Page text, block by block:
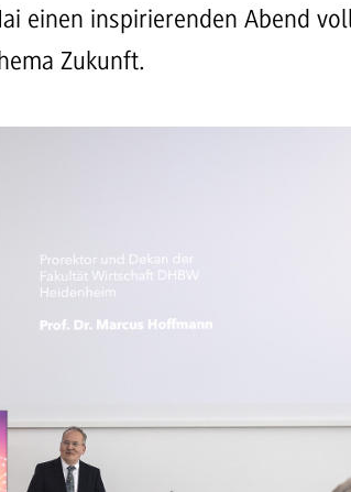
einen inspirierenden Abend
Zukunft.